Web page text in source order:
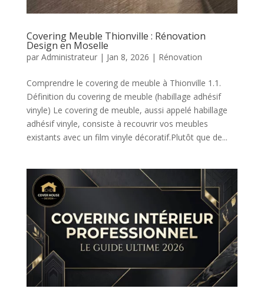
Covering Meuble Thionville : Rénovation
Design en Moselle
par Administrateur| Jan 8, 2026 | Rénovation
Comprendre le covering de meuble à Thionville 1.1.
Définition du covering de meuble (habillage adhésif
vinyle) Le covering de meuble, aussi appelé habillage
adhésif vinyle, consiste à recouvrir vos meubles
existants avec un film vinyle décoratif.Plutôt que de...